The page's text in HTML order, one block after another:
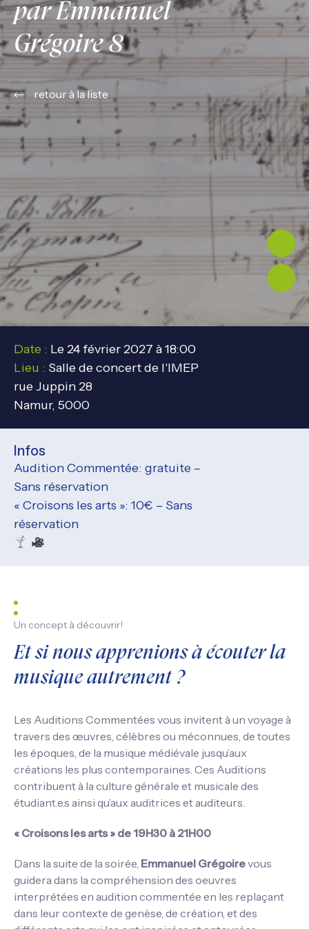
par Emmanuel
Grégoire 8
retour à la liste
Date : Le 24 février 2027 à 18:00
Lieu : Salle de concert de l'IMEP
rue Juppin 28
Namur, 5000
Infos
Audition Commentée: gratuite –
Sans réservation
« Croisons les arts »: 10€ – Sans
réservation
Un concept à découvrir!
Et si nous apprenions à écouter la
musique autrement ?
Les Auditions Commentées vous invitent à un voyage à
travers des œuvres, célèbres ou méconnues, de toutes
les époques, de la musique médiévale jusqu’aux
créations les plus contemporaines. Ces Auditions
contribuent à la culture générale et musicale des
étudiant.e.s ainsi qu’aux auditrices et auditeurs.
« Croisons les arts » de 19H30 à 21H00
Dans la suite de la soirée, Emmanuel Grégoirevous
guidera dans la compréhension des oeuvres
interprétées en audition commentée en les replaçant
dans leur contexte de genèse, de création, et des